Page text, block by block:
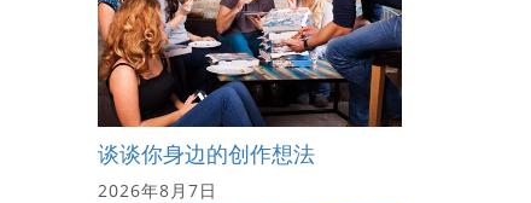
谈谈你身边的创作想法
2026年8月7日